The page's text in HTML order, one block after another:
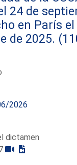
24 de
en París el
de 2025.
2026
dictamen